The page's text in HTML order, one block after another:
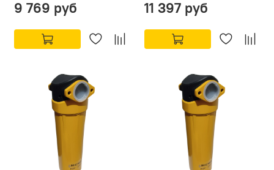
9 769 руб 11 397 руб